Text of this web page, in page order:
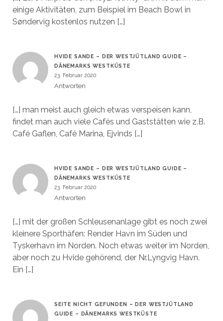
einige Aktivitäten, zum Beispiel im Beach Bowl in
Søndervig kostenlos nutzen […]
HVIDE SANDE – DER WESTJÜTLAND GUIDE –
DÄNEMARKS WESTKÜSTE
23. Februar 2020
Antworten
[…] man meist auch gleich etwas verspeisen kann,
findet man auch viele Cafés und Gaststätten wie z.B.
Café Gaflen, Café Marina, Ejvinds […]
HVIDE SANDE – DER WESTJÜTLAND GUIDE –
DÄNEMARKS WESTKÜSTE
23. Februar 2020
Antworten
[…] mit der großen Schleusenanlage gibt es noch zwei
kleinere Sporthäfen: Render Havn im Süden und
Tyskerhavn im Norden. Noch etwas weiter im Norden,
aber noch zu Hvide gehörend, der Nr.Lyngvig Havn.
Ein […]
SEITE NICHT GEFUNDEN – DER WESTJÜTLAND
GUIDE – DÄNEMARKS WESTKÜSTE